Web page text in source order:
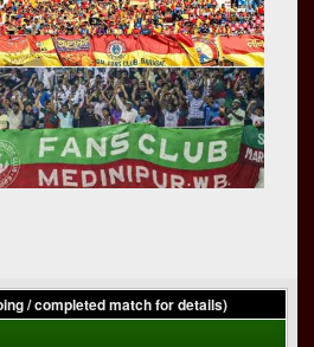
/ completed match for details)